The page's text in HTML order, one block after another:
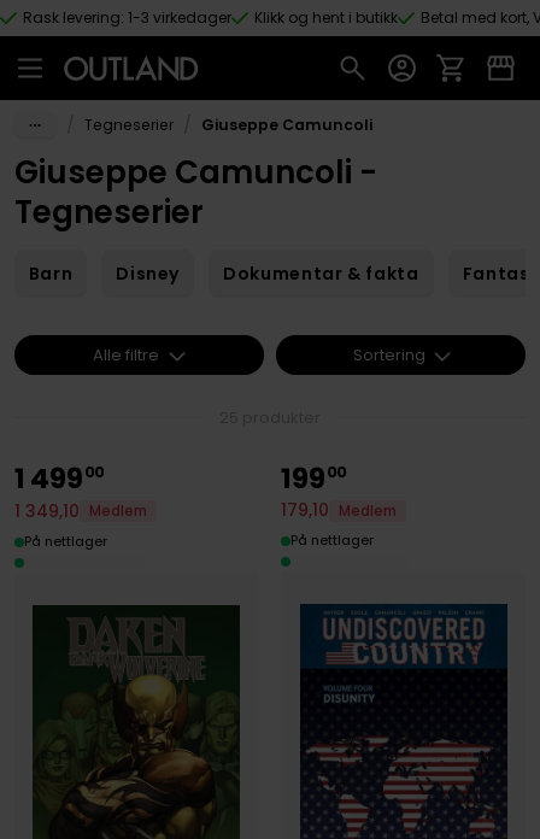
Hopp til hovedinnhold
Rask levering: 1-3 virkedager Klikk og hent i butikk Betal med kort,
Tegneserier Giuseppe Camuncoli
Giuseppe Camuncoli -
Tegneserier
Barn Disney Dokumentar & fakta Fantasy
1 49900
1 349,10
Medlem
På nettlager
19900
179,10
Medlem
På nettlager
Alle filtre Sortering